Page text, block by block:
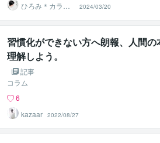
ひろみ＊カラー
リーディング
2024/03/20
習慣化ができない方へ朗報、人間の
理解しよう。
記事
コラム
6
kazaar 2022/08/27